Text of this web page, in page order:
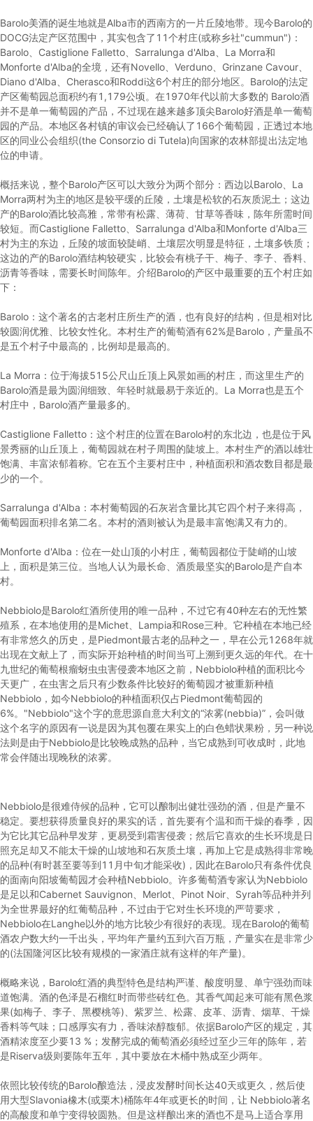
Barolo美酒的诞生地就是Alba市的西南方的一片丘陵地带。现今Barolo的
DOCG法定产区范围中，其实包含了11个村庄(或称乡社"cummun")：
Barolo、Castiglione Falletto、Sarralunga d'Alba、La Morra和
Monforte d'Alba的全境，还有Novello、Verduno、Grinzane Cavour、
Diano d'Alba、Cherasco和Roddi这6个村庄的部分地区。Barolo的法定
产区葡萄园总面积约有1,179公顷。在1970年代以前大多数的 Barolo酒
并不是单一葡萄园的产品，不过现在越来越多顶尖Barolo好酒是单一葡萄
园的产品。本地区各村镇的审议会已经确认了166个葡萄园，正透过本地
区的同业公会组织(the Consorzio di Tutela)向国家的农林部提出法定地
位的申请。
概括来说，整个Barolo产区可以大致分为两个部分：西边以Barolo、La
Morra两村为主的地区是较平缓的丘陵，土壤是松软的石灰质泥土；这边
产的Barolo酒比较高雅，常带有松露、薄荷、甘草等香味，陈年所需时间
较短。而Castiglione Falletto、Sarralunga d'Alba和Monforte d'Alba三
村为主的东边，丘陵的坡面较陡峭、土壤层次明显是特征，土壤多铁质；
这边的产的Barolo酒结构较硬实，比较会有桃子干、梅子、李子、香料、
沥青等香味，需要长时间陈年。介绍Barolo的产区中最重要的五个村庄如
下：
Barolo：这个著名的古老村庄所生产的酒，也有良好的结构，但是相对比
较圆润优雅、比较女性化。本村生产的葡萄酒有62%是Barolo，产量虽不
是五个村子中最高的，比例却是最高的。
La Morra：位于海拔515公尺山丘顶上风景如画的村庄，而这里生产的
Barolo酒是最为圆润细致、年轻时就最易于亲近的。La Morra也是五个
村庄中，Barolo酒产量最多的。
Castiglione Falletto：这个村庄的位置在Barolo村的东北边，也是位于风
景秀丽的山丘顶上，葡萄园就在村子周围的陡坡上。本村生产的酒以雄壮
饱满、丰富浓郁着称。它在五个主要村庄中，种植面积和酒农数目都是最
少的一个。
Sarralunga d'Alba：本村葡萄园的石灰岩含量比其它四个村子来得高，
葡萄园面积排名第二名。本村的酒则被认为是最丰富饱满又有力的。
Monforte d'Alba：位在一处山顶的小村庄，葡萄园都位于陡峭的山坡
上，面积是第三位。当地人认为最长命、酒质最坚实的Barolo是产自本
村。
Nebbiolo是Barolo红酒所使用的唯一品种，不过它有40种左右的无性繁
殖系，在本地使用的是Michet、Lampia和Rose三种。它种植在本地已经
有非常悠久的历史，是Piedmont最古老的品种之一，早在公元1268年就
出现在文献上了，而实际开始种植的时间当可上溯到更久远的年代。在十
九世纪的葡萄根瘤蚜虫虫害侵袭本地区之前，Nebbiolo种植的面积比今
天更广，在虫害之后只有少数条件比较好的葡萄园才被重新种植
Nebbiolo，如今Nebbiolo的种植面积仅占Piedmont葡萄园的
6%。"Nebbiolo"这个字的意思源自意大利文的“浓雾(nebbia)”，会叫做
这个名字的原因有一说是因为其包覆在果实上的白色蜡状果粉，另一种说
法则是由于Nebbiolo是比较晚成熟的品种，当它成熟到可收成时，此地
常会伴随出现晚秋的浓雾。
Nebbiolo是很难侍候的品种，它可以酿制出健壮强劲的酒，但是产量不
稳定。要想获得质量良好的果实的话，首先要有个温和而干燥的春季，因
为它比其它品种早发芽，更易受到霜害侵袭；然后它喜欢的生长环境是日
照充足却又不能太干燥的山坡地和石灰质土壤，再加上它是成熟得非常晚
的品种(有时甚至要等到11月中旬才能采收)，因此在Barolo只有条件优良
的面南向阳坡葡萄园才会种植Nebbiolo。许多葡萄酒专家认为Nebbiolo
是足以和Cabernet Sauvignon、Merlot、Pinot Noir、Syrah等品种并列
为全世界最好的红葡萄品种，不过由于它对生长环境的严苛要求，
Nebbiolo在Langhe以外的地方比较少有很好的表现。现在Barolo的葡萄
酒农户数大约一千出头，平均年产量约五到六百万瓶，产量实在是非常少
的(法国隆河区比较有规模的一家酒庄就有这样的年产量)。
概略来说，Barolo红酒的典型特色是结构严谨、酸度明显、单宁强劲而味
道饱满。酒的色泽是石榴红时而带些砖红色。其香气闻起来可能有黑色浆
果(如梅子、李子、黑樱桃等)、紫罗兰、松露、皮革、沥青、烟草、干燥
香料等气味；口感厚实有力，香味浓醇馥郁。依据Barolo产区的规定，其
酒精浓度至少要13 %；发酵完成的葡萄酒必须经过至少三年的陈年，若
是Riserva级则要陈年五年，其中要放在木桶中熟成至少两年。
依照比较传统的Barolo酿造法，浸皮发酵时间长达40天或更久，然后使
用大型Slavonia橡木(或栗木)桶陈年4年或更长的时间，让 Nebbiolo著名
的高酸度和单宁变得较圆熟。但是这样酿出来的酒也不是马上适合享用